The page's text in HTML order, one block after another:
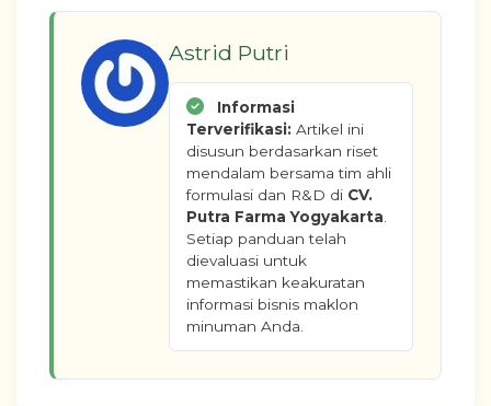
Astrid Putri
Informasi
Terverifikasi: Artikel ini
disusun berdasarkan riset
mendalam bersama tim ahli
formulasi dan R&D di CV.
Putra Farma Yogyakarta
Setiap panduan telah
dievaluasi untuk
memastikan keakuratan
informasi bisnis maklon
minuman Anda.